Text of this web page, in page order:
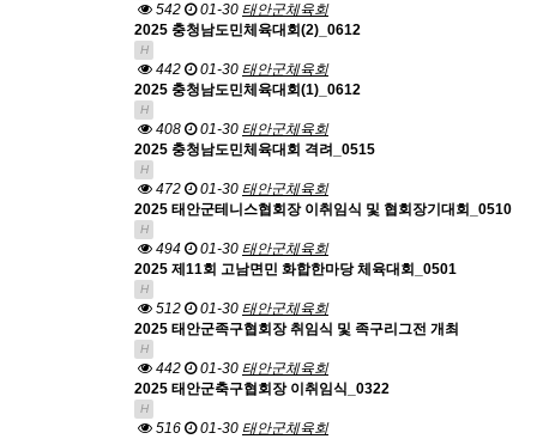
542 01-30 태안군체육회
2025 충청남도민체육대회(2)_0612
H
442 01-30 태안군체육회
2025 충청남도민체육대회(1)_0612
H
408 01-30 태안군체육회
2025 충청남도민체육대회 격려_0515
H
472 01-30 태안군체육회
2025 태안군테니스협회장 이취임식 및 협회장기대회_0510
H
494 01-30 태안군체육회
2025 제11회 고남면민 화합한마당 체육대회_0501
H
512 01-30 태안군체육회
2025 태안군족구협회장 취임식 및 족구리그전 개최
H
442 01-30 태안군체육회
2025 태안군축구협회장 이취임식_0322
H
516 01-30 태안군체육회